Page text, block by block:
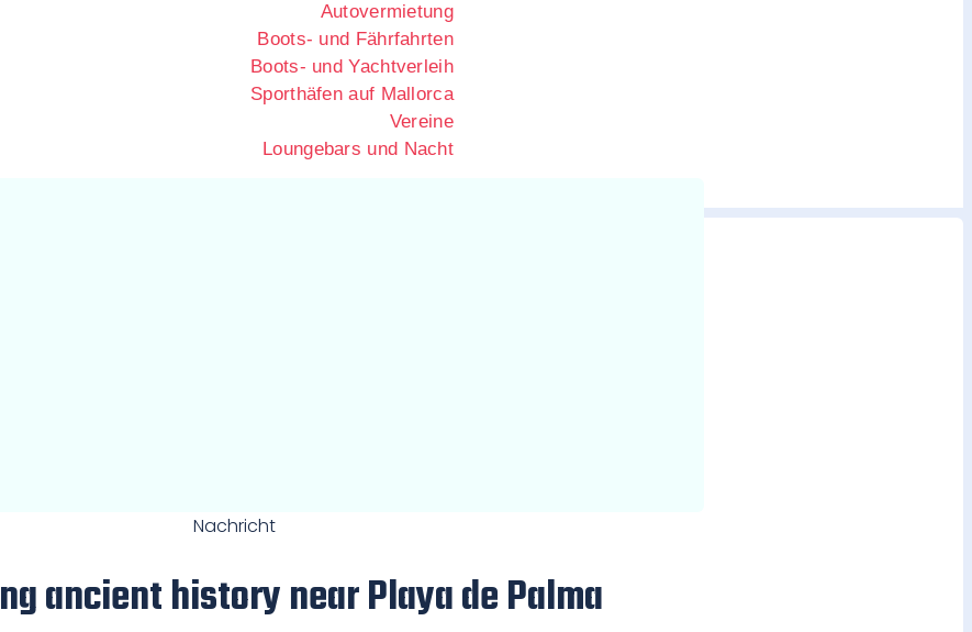
Autovermietung
Boots- und Fährfahrten
Boots- und Yachtverleih
Sporthäfen auf Mallorca
Vereine
Loungebars und Nacht
Nachricht
ancient history near Playa de Palma